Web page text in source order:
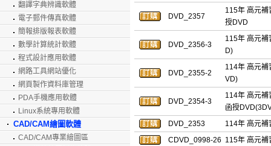
翻譯字典辨識軟體
電子郵件傳真軟體
簡報排版報表軟體
數學計算統計軟體
程式設計應用軟體
網路工具網站優化
網頁製作資料庫管理
PDA手機應用軟體
Linux系統專用軟體
CAD/CAM繪圖軟體
CAD/CAM專業繪圖區
DVD_2357
115年 高元補
授DVD
DVD_2356-3
115年 高元補
D)
DVD_2355-2
114年 高元補
VD)
DVD_2354-3
114年 高元補
函授
DVD_2353
114年 高元補
CDVD_0998-26 115年 高元